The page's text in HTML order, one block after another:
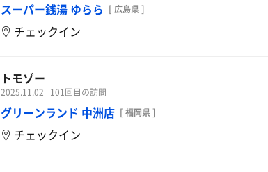
スーパー銭湯 ゆらら [ 広島県 ]
チェックイン
トモゾー
2025.11.02 101回目の訪問
グリーンランド 中洲店 [ 福岡県 ]
チェックイン